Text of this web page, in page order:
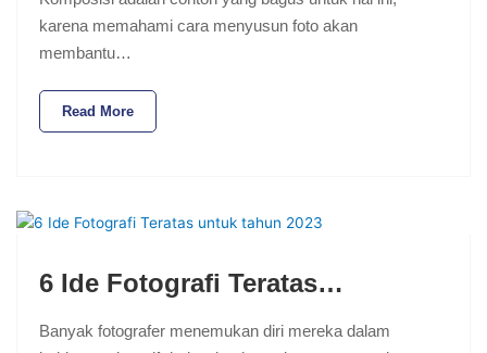
karena memahami cara menyusun foto akan
membantu…
Read More
6 Ide Fotografi Teratas…
Banyak fotografer menemukan diri mereka dalam